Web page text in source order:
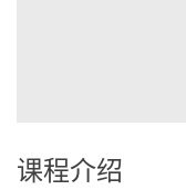
课程介绍